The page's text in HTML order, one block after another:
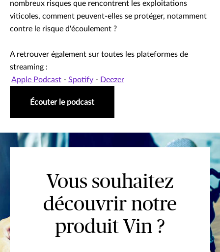
nombreux risques que rencontrent les exploitations
viticoles, comment peuvent-elles se protéger, notamment
contre le risque d'écoulement ?
A retrouver également sur toutes les plateformes de
streaming :
Apple Podcast - Spotify - Deezer
Écouter le podcast
Vous souhaitez
découvrir notre
produit Vin ?